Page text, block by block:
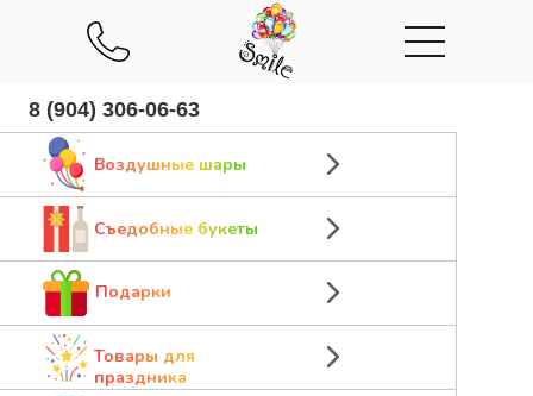
Съедобные букеты
Воздушные шары
Товары для
праздника
Подарки
8 (904) 306-06-63